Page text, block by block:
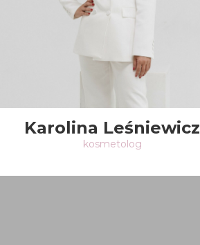
Karolina Leśniewicz
kosmetolog